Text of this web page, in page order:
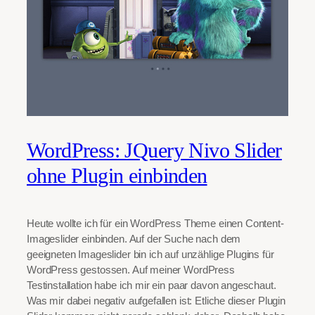
WordPress: JQuery Nivo Slider
ohne Plugin einbinden
Heute wollte ich für ein WordPress Theme einen Content-
Imageslider einbinden. Auf der Suche nach dem
geeigneten Imageslider bin ich auf unzählige Plugins für
WordPress gestossen. Auf meiner WordPress
Testinstallation habe ich mir ein paar davon angeschaut.
Was mir dabei negativ aufgefallen ist: Etliche dieser Plugin